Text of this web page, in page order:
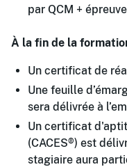
par QCM +
À la fin de la
Un certificat de
Une feuille
sera délivrée à
Un certificat
(CACES®) est
stagiaire aura